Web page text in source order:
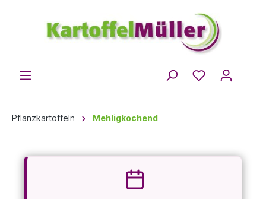
Pflanzkartoffeln Mehligkochend